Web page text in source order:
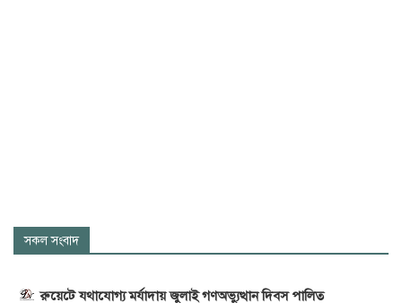
সকল সংবাদ
রুয়েটে যথাযোগ্য মর্যাদায় জুলাই গণঅভ্যুত্থান দিবস পালিত